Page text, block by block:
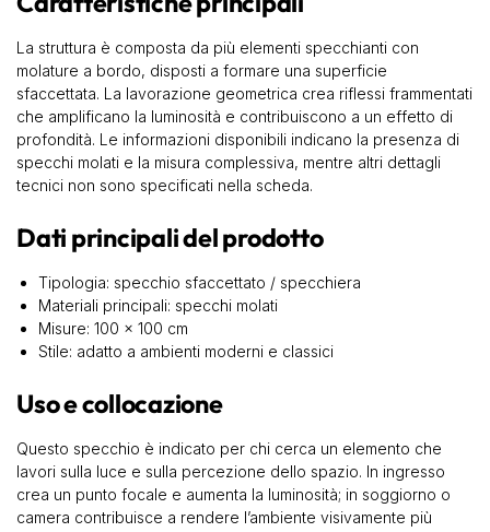
La struttura è composta da più elementi specchianti con
molature a bordo, disposti a formare una superficie
sfaccettata. La lavorazione geometrica crea riflessi frammentati
che amplificano la luminosità e contribuiscono a un effetto di
profondità. Le informazioni disponibili indicano la presenza di
specchi molati e la misura complessiva, mentre altri dettagli
tecnici non sono specificati nella scheda.
Dati principali del prodotto
Tipologia: specchio sfaccettato / specchiera
Materiali principali: specchi molati
Misure: 100 x 100 cm
Stile: adatto a ambienti moderni e classici
Uso e collocazione
Questo specchio è indicato per chi cerca un elemento che
lavori sulla luce e sulla percezione dello spazio. In ingresso
crea un punto focale e aumenta la luminosità; in soggiorno o
camera contribuisce a rendere l’ambiente visivamente più